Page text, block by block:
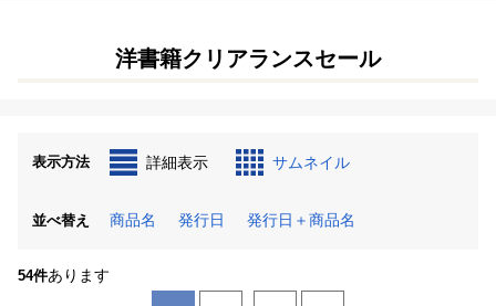
洋書籍クリアランスセール
表示方法 詳細表示 サムネイル
並べ替え 商品名 発行日 発行日＋商品名
54件あります